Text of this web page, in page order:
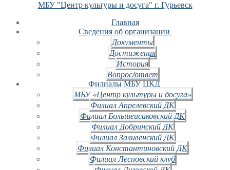
МБУ "Центр культуры и досуга" г. Гурьевск
Главная
Сведения об организации
Документы
Достижения
История
Вопрос/ответ
Филиалы МБУ ЦКД
МБУ «Центр культуры и досуга»
Филиал Апрелевский ДК
Филиал Большеисаковский ДК
Филиал Добринский ДК
Филиал Заливенский ДК
Филиал Константиновский ДК
Филиал Лесновский клуб